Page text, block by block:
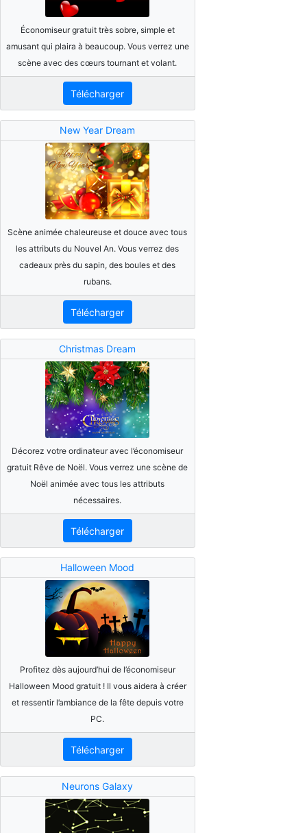
Économiseur gratuit très sobre, simple et
amusant qui plaira à beaucoup. Vous verrez une
scène avec des cœurs tournant et volant.
Télécharger
New Year Dream
Scène animée chaleureuse et douce avec tous
les attributs du Nouvel An. Vous verrez des
cadeaux près du sapin, des boules et des
rubans.
Télécharger
Christmas Dream
Décorez votre ordinateur avec l’économiseur
gratuit Rêve de Noël. Vous verrez une scène de
Noël animée avec tous les attributs
nécessaires.
Télécharger
Halloween Mood
Profitez dès aujourd’hui de l’économiseur
Halloween Mood gratuit ! Il vous aidera à créer
et ressentir l’ambiance de la fête depuis votre
PC.
Télécharger
Neurons Galaxy